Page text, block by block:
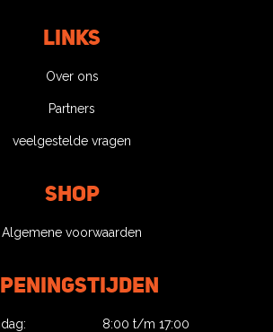
Links
Over ons
Partners
veelgestelde vragen
Shop
Algemene voorwaarden
8:00 t/m 17:00